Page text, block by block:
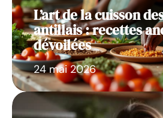
L’art de la cuisson
antillais : recettes
dévoilées
24 mai 2026